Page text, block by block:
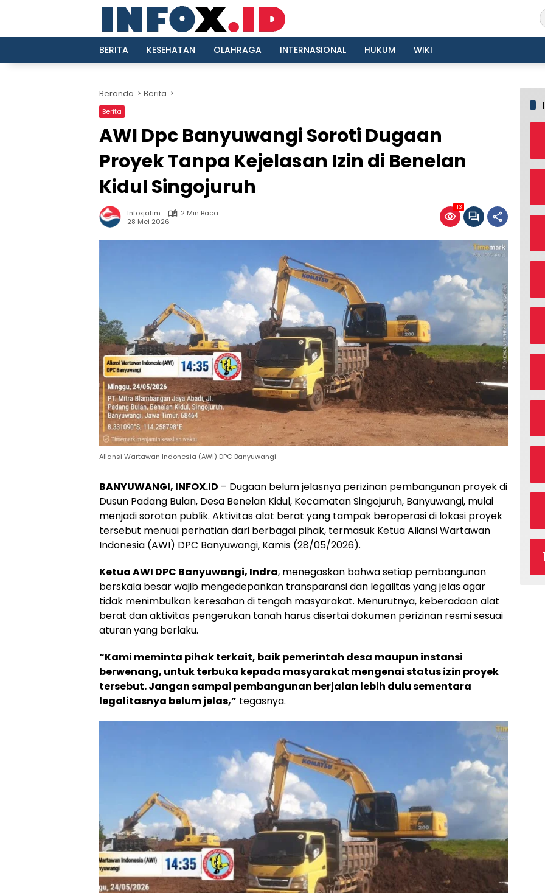
BERITA
KESEHATAN OLAHRAGA INTERNASIONAL HUKUM WIKI
Beranda Berita
Berita
AWI Dpc Banyuwangi Soroti Dugaan
Proyek Tanpa Kejelasan Izin di Benelan
Kidul Singojuruh
Infoxjatim
2 Min Baca
28 Mei 2026
113
Aliansi Wartawan Indonesia (AWI) DPC Banyuwangi
BANYUWANGI, INFOX.ID – Dugaan belum jelasnya perizinan pembangunan proyek di
Dusun Padang Bulan, Desa Benelan Kidul, Kecamatan Singojuruh, Banyuwangi, mulai
menjadi sorotan publik. Aktivitas alat berat yang tampak beroperasi di lokasi proyek
tersebut menuai perhatian dari berbagai pihak, termasuk Ketua Aliansi Wartawan
Indonesia (AWI) DPC Banyuwangi, Kamis (28/05/2026).
Ketua AWI DPC Banyuwangi, Indra, menegaskan bahwa setiap pembangunan
berskala besar wajib mengedepankan transparansi dan legalitas yang jelas agar
tidak menimbulkan keresahan di tengah masyarakat. Menurutnya, keberadaan alat
berat dan aktivitas pengerukan tanah harus disertai dokumen perizinan resmi sesuai
aturan yang berlaku.
“Kami meminta pihak terkait, baik pemerintah desa maupun instansi
berwenang, untuk terbuka kepada masyarakat mengenai status izin proyek
tersebut. Jangan sampai pembangunan berjalan lebih dulu sementara
legalitasnya belum jelas,” tegasnya.